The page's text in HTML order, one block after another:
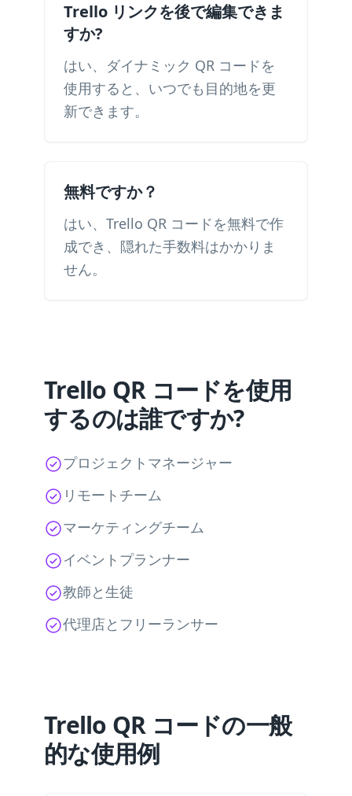
Trello リンクを後で編集できま
すか?
はい、ダイナミック QR コードを
使用すると、いつでも目的地を更
新できます。
無料ですか？
はい、Trello QR コードを無料で作
成でき、隠れた手数料はかかりま
せん。
Trello QR コードを使用
するのは誰ですか?
プロジェクトマネージャー
リモートチーム
マーケティングチーム
イベントプランナー
教師と生徒
代理店とフリーランサー
Trello QR コードの一般
的な使用例